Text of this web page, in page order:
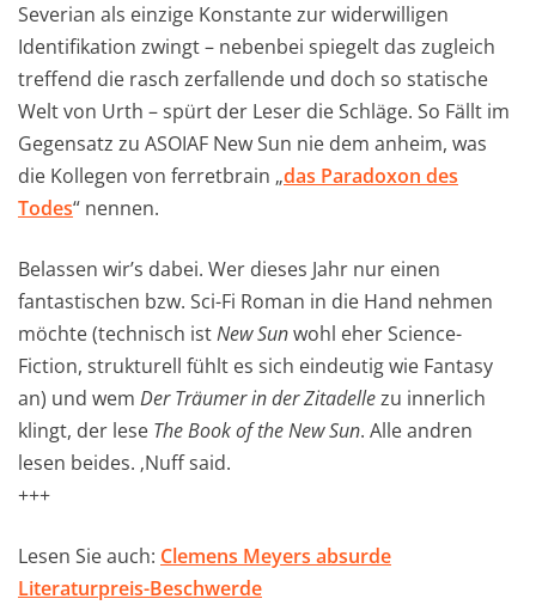
Severian als einzige Konstante zur widerwilligen
Identifikation zwingt – nebenbei spiegelt das zugleich
treffend die rasch zerfallende und doch so statische
Welt von Urth – spürt der Leser die Schläge. So Fällt im
Gegensatz zu ASOIAF New Sun nie dem anheim, was
die Kollegen von ferretbrain „das Paradoxon des
Todes“ nennen.
Belassen wir’s dabei. Wer dieses Jahr nur einen
fantastischen bzw. Sci-Fi Roman in die Hand nehmen
möchte (technisch istNew Sunwohl eher Science-
Fiction, strukturell fühlt es sich eindeutig wie Fantasy
an) und wem Der Träumer in der Zitadellezu innerlich
klingt, der lese The Book of the New Sun. Alle andren
lesen beides. ‚Nuff said.
+++
Lesen Sie auch: Clemens Meyers absurde
Literaturpreis-Beschwerde